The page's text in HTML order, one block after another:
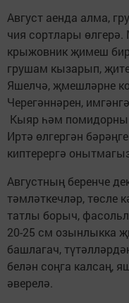
Август аенда алма,
чия сортлары
крыжовник җимеш
грушам кызарып,
Яшелчә, җмешләрне
Черегәннәрен,
Кыяр һәм помидорны
Иртә өлгергән
киптерергә
Августның беренче
тәмләткечләр, төсле
татлы борыч,
20-25 см озынлыкка
башлагач,
белән соңга калсаң,
әверелә.